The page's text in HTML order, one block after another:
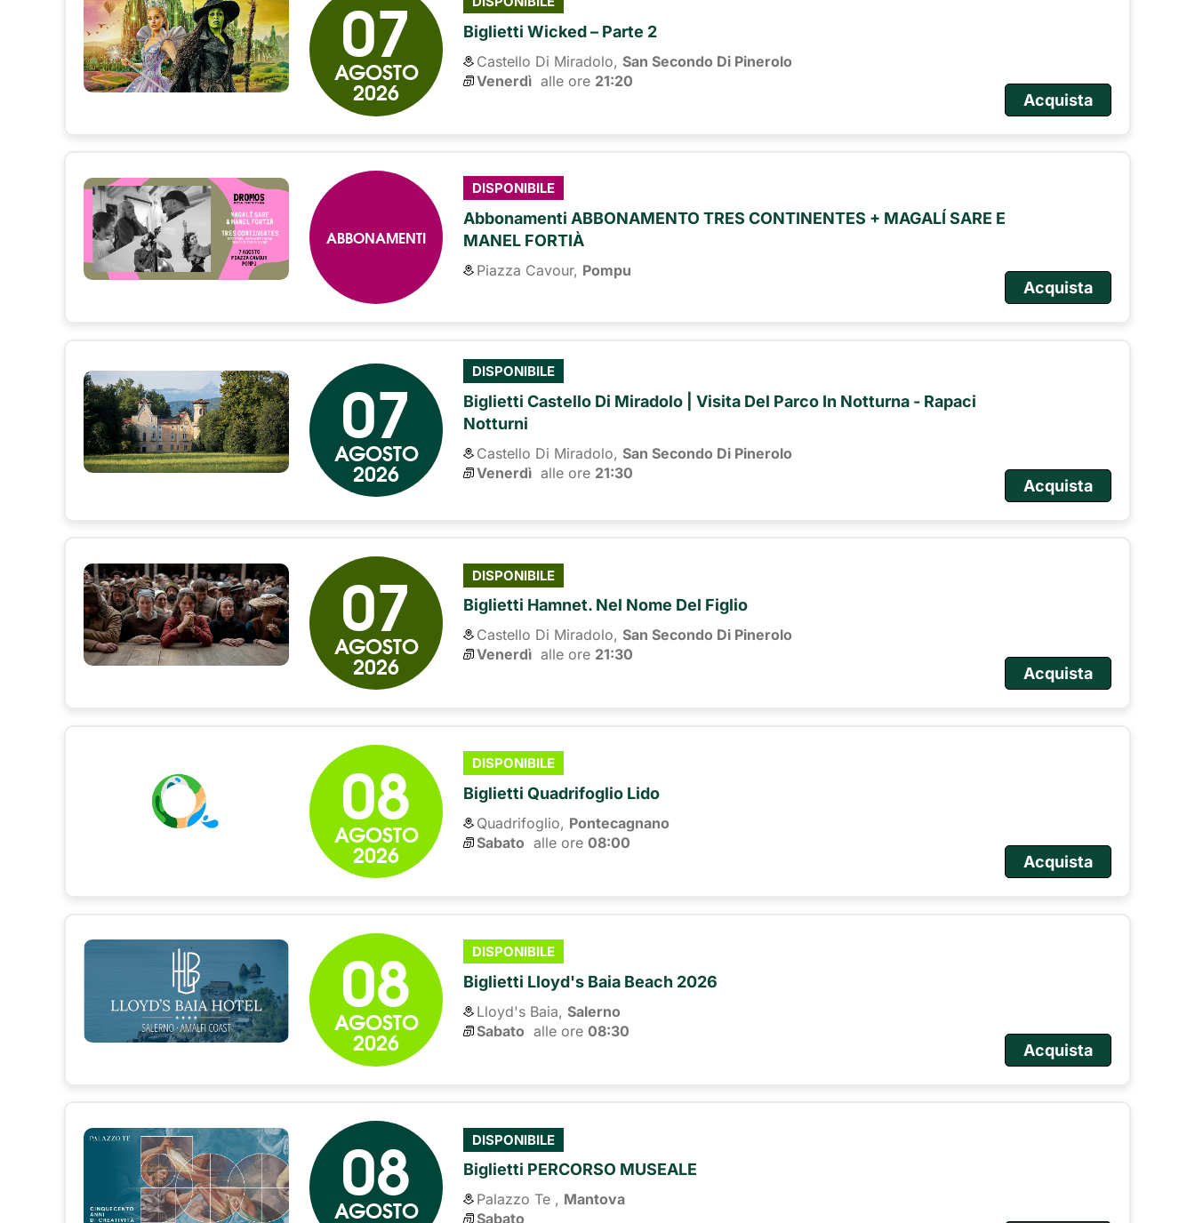
07
AGOSTO
2026
Biglietti Wicked – Parte 2
Castello Di Miradolo, San Secondo Di Pinerolo
Venerdì alle ore 21:20
Acquista
ABBONAMENTI
DISPONIBILE
Abbonamenti ABBONAMENTO TRES CONTINENTES + MAGALÍ SARE E
MANEL FORTIÀ
Piazza Cavour, Pompu
Acquista
07
AGOSTO
2026
DISPONIBILE
Biglietti Castello Di Miradolo | Visita Del Parco In Notturna - Rapaci
Notturni
Castello Di Miradolo, San Secondo Di Pinerolo
Venerdì alle ore 21:30
Acquista
07
AGOSTO
2026
DISPONIBILE
Biglietti Hamnet. Nel Nome Del Figlio
Castello Di Miradolo, San Secondo Di Pinerolo
Venerdì alle ore 21:30
Acquista
08
AGOSTO
2026
DISPONIBILE
Biglietti Quadrifoglio Lido
Quadrifoglio, Pontecagnano
Sabato alle ore 08:00
Acquista
08
AGOSTO
2026
DISPONIBILE
Biglietti Lloyd's Baia Beach 2026
Lloyd's Baia, Salerno
Sabato alle ore 08:30
Acquista
08
AGOSTO
DISPONIBILE
Biglietti PERCORSO MUSEALE
Palazzo Te , Mantova
Sabato